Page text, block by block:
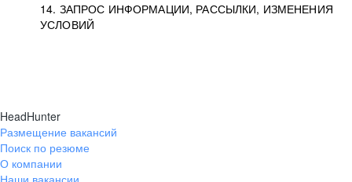
14. ЗАПРОС ИНФОРМАЦИИ, РАССЫЛКИ, ИЗМЕНЕНИЯ
УСЛОВИЙ
HeadHunter
Размещение вакансий
Поиск по резюме
О компании
Наши вакансии